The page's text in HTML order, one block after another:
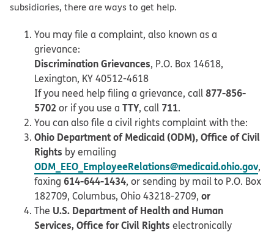
subsidiaries, there are ways to get help.
You may file a complaint, also known as a
grievance:
Discrimination Grievances, P.O. Box 14618,
Lexington, KY 40512-4618
If you need help filing a grievance, call877-856-
5702 or if you use a TTY, call 711.
You can also file a civil rights complaint with the:
Ohio Department of Medicaid (ODM), Office of Civil
Rights by emailing
ODM_EEO_EmployeeRelations@medicaid.ohio.gov,
faxing 614-644-1434, or sending by mail to P.O. Box
182709, Columbus, Ohio 43218-2709, or
The U.S. Department of Health and Human
Services, Office for Civil Rights electronically